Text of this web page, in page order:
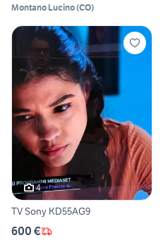
Montano Lucino(CO)
4
TV Sony KD55AG9
600 €